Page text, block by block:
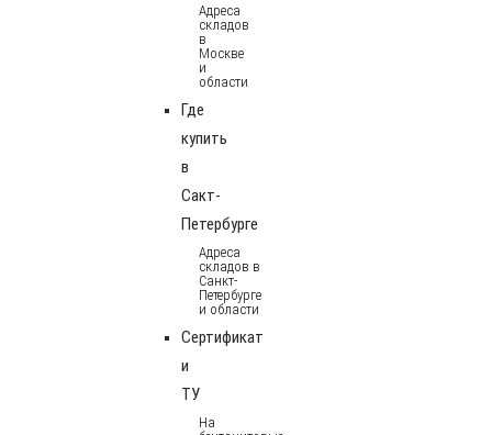
Адреса
складов
в
Москве
и
области
Где
купить
в
Сакт-
Петербурге
Адреса
складов в
Санкт-
Петербурге
и области
Сертификат
и
ТУ
На